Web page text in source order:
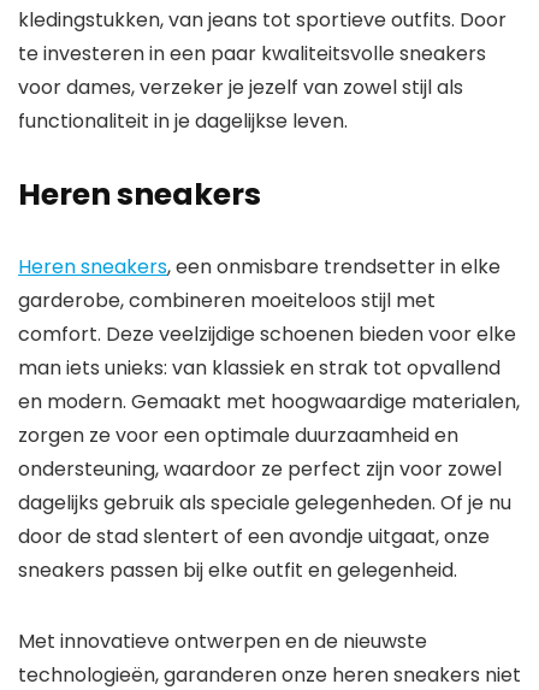
kledingstukken, van jeans tot sportieve outfits. Door
te investeren in een paar kwaliteitsvolle sneakers
voor dames, verzeker je jezelf van zowel stijl als
functionaliteit in je dagelijkse leven.
Heren sneakers
Heren sneakers, een onmisbare trendsetter in elke
garderobe, combineren moeiteloos stijl met
comfort. Deze veelzijdige schoenen bieden voor elke
man iets unieks: van klassiek en strak tot opvallend
en modern. Gemaakt met hoogwaardige materialen,
zorgen ze voor een optimale duurzaamheid en
ondersteuning, waardoor ze perfect zijn voor zowel
dagelijks gebruik als speciale gelegenheden. Of je nu
door de stad slentert of een avondje uitgaat, onze
sneakers passen bij elke outfit en gelegenheid.
Met innovatieve ontwerpen en de nieuwste
technologieën, garanderen onze heren sneakers niet